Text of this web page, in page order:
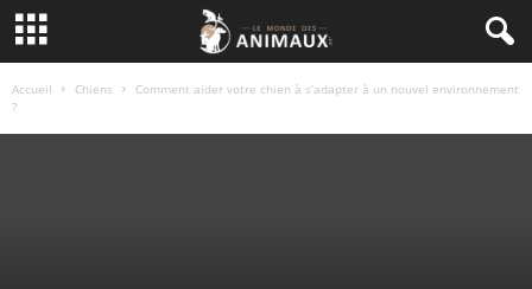
Accueil Chiens
Comment aider votre chien à s’adapter à un nouvel environnement
?